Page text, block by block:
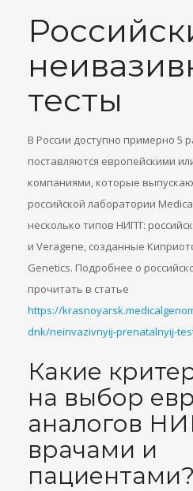
тесты
В России доступно примерно 5
поставляются европейскими
компаниями, которые
российской лаборатории
несколько типов НИПТ:
и Veragene, созданные
Genetics. Подробнее о
прочитать в статье
https://
dnk/neinvazivnyij-prenatalnyij-
Какие
на выбор
аналогов
врачами и
пациентами?